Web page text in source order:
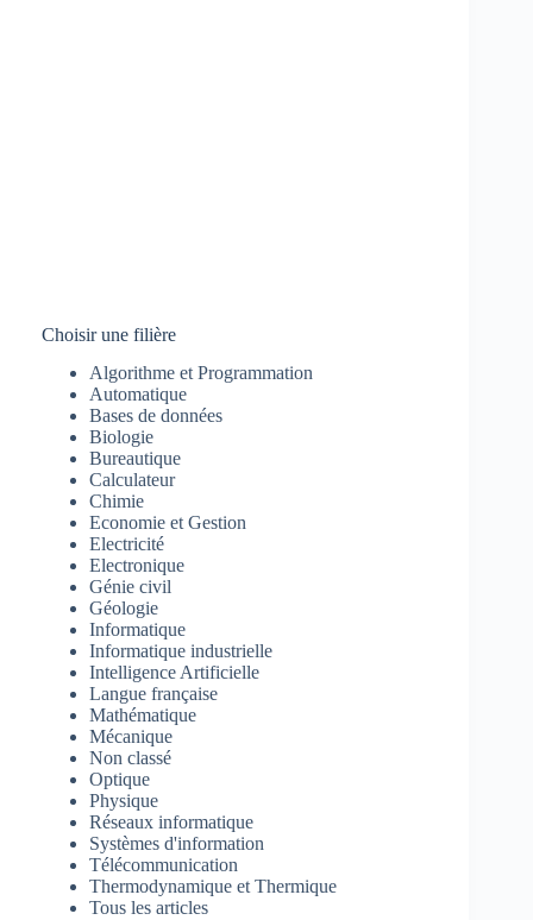
Choisir une filière
Algorithme et Programmation
Automatique
Bases de données
Biologie
Bureautique
Calculateur
Chimie
Economie et Gestion
Electricité
Electronique
Génie civil
Géologie
Informatique
Informatique industrielle
Intelligence Artificielle
Langue française
Mathématique
Mécanique
Non classé
Optique
Physique
Réseaux informatique
Systèmes d'information
Télécommunication
Thermodynamique et Thermique
Tous les articles